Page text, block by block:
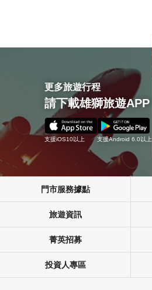
更多旅遊行程
請下載雄獅旅遊APP
支援iOS10以上 支援Android 6.0以上
門市服務據點
旅遊資訊
菁英招募
投資人專區